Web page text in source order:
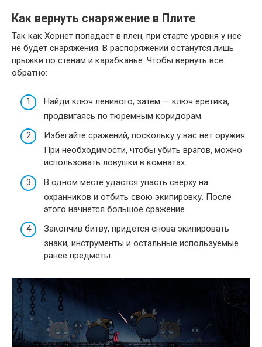
Как вернуть снаряжение в Плите
Так как Хорнет попадает в плен, при старте уровня у нее
не будет снаряжения. В распоряжении останутся лишь
прыжки по стенам и карабканье. Чтобы вернуть все
обратно:
Найди ключ ленивого, затем — ключ еретика,
продвигаясь по тюремным коридорам.
Избегайте сражений, поскольку у вас нет оружия.
При необходимости, чтобы убить врагов, можно
использовать ловушки в комнатах.
В одном месте удастся упасть сверху на
охранников и отбить свою экипировку. После
этого начнется большое сражение.
Закончив битву, придется снова экипировать
знаки, инструменты и остальные используемые
ранее предметы.